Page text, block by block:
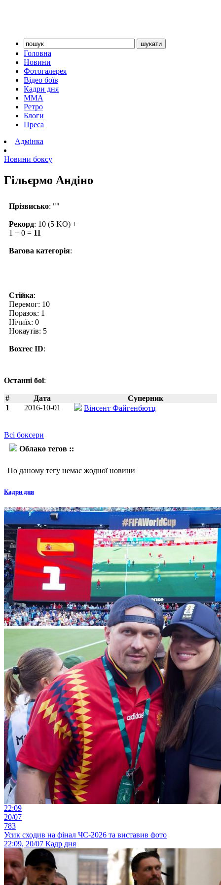
Головна
Новини
Фотогалерея
Відео боїв
Кадри дня
ММА
Ретро
Блоги
Преса
Адмінка
Новини боксу
Гільєрмо Андіно
Прізвисько: ""
Рекорд: 10 (5 KO) +
1 + 0 = 11
Вагова категорія:
Стійка:
Перемог: 10
Поразок: 1
Нічиїх: 0
Нокаутів: 5
Boxrec ID:
Останні бої:
# Дата
Суперник
1
2016-10-01 Вінсент Файгенбютц
Всі боксери
Облако тегов ::
По даному тегу немає жодної новини
Кадри дня
22:09
20/07
783
Усик сходив на фінал ЧС-2026 та виставив фото
22:09, 20/07 Кадр дня